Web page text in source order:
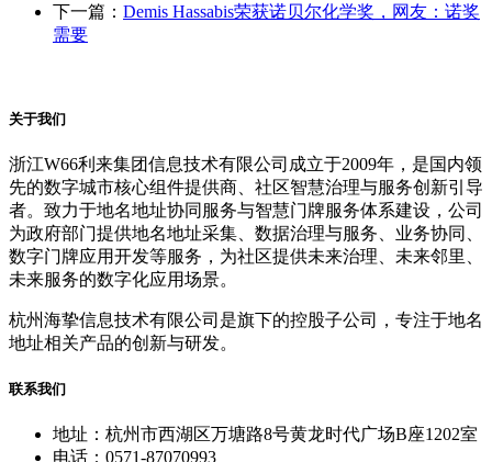
下一篇： Demis Hassabis荣获诺贝尔化学奖，网友：诺奖
需要
关于我们
浙江W66利来集团信息技术有限公司成立于2009年，是国内领
先的数字城市核心组件提供商、社区智慧治理与服务创新引导
者。致力于地名地址协同服务与智慧门牌服务体系建设，公司
为政府部门提供地名地址采集、数据治理与服务、业务协同、
数字门牌应用开发等服务，为社区提供未来治理、未来邻里、
未来服务的数字化应用场景。
杭州海挚信息技术有限公司是旗下的控股子公司，专注于地名
地址相关产品的创新与研发。
联系我们
地址：杭州市西湖区万塘路8号黄龙时代广场B座1202室
电话：0571-87070993